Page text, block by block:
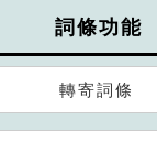
詞條功能
轉寄詞條